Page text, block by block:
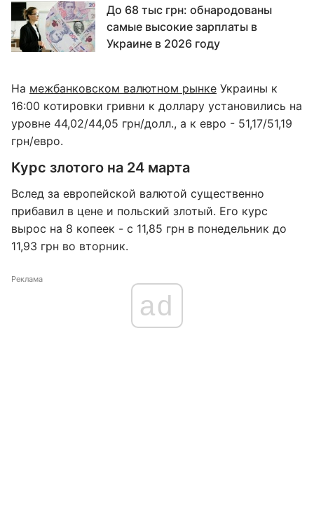
До 68 тыс грн: обнародованы
самые высокие зарплаты в
Украине в 2026 году
На межбанковском валютном рынке Украины к
16:00 котировки гривни к доллару установились на
уровне 44,02/44,05 грн/долл., а к евро - 51,17/51,19
грн/евро.
Курс злотого на 24 марта
Вслед за европейской валютой существенно
прибавил в цене и польский злотый. Его курс
вырос на 8 копеек - с 11,85 грн в понедельник до
11,93 грн во вторник.
Реклама
ad